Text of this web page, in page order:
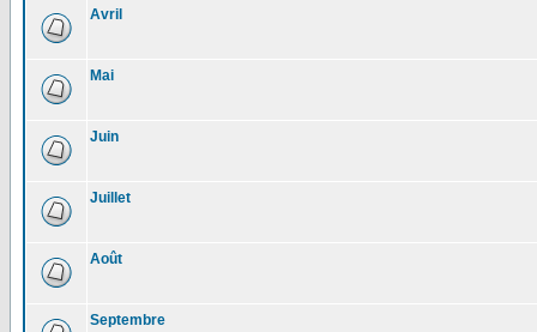
Avril
Mai
Juin
Juillet
Août
Septembre